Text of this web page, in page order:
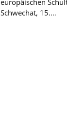
Schwechat, 15.…